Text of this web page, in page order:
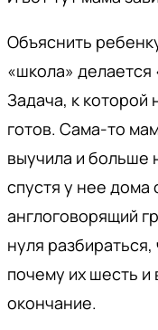
Объяснить
«школа» делается
Задача, к которой
готов. Сама-то
выучила и больше
спустя у нее дома
англоговорящий
нуля
почему их шесть и
окончание.